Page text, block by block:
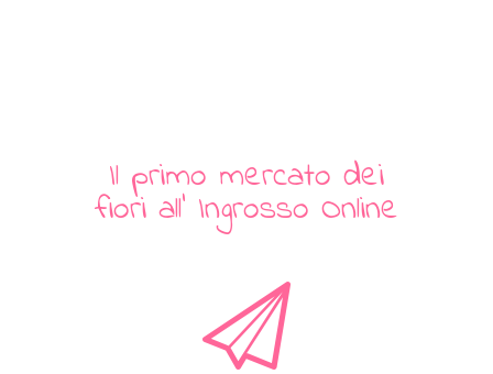
Il primo mercato dei
fiori all' Ingrosso Online